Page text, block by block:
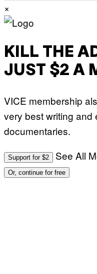
×
KILL THE
JUST $2 A
VICE membership
very best writing and
documentaries.
Support for $2 See All
Or, continue for free